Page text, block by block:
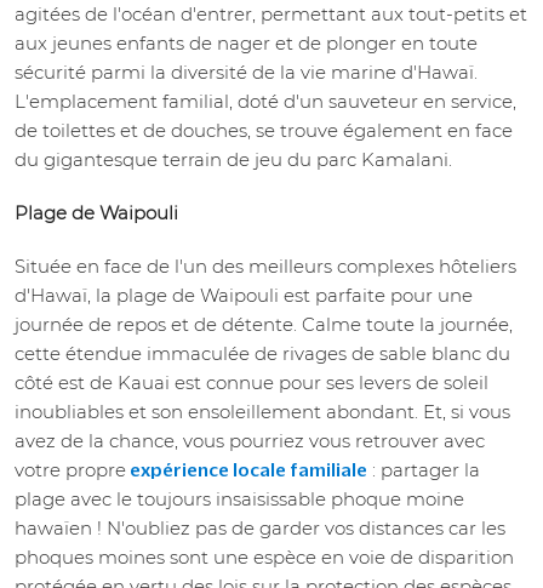
agitées de l'océan d'entrer, permettant aux tout-petits et
aux jeunes enfants de nager et de plonger en toute
sécurité parmi la diversité de la vie marine d'Hawaï.
L'emplacement familial, doté d'un sauveteur en service,
de toilettes et de douches, se trouve également en face
du gigantesque terrain de jeu du parc Kamalani.
Plage de Waipouli
Située en face de l'un des meilleurs complexes hôteliers
d'Hawaï, la plage de Waipouli est parfaite pour une
journée de repos et de détente. Calme toute la journée,
cette étendue immaculée de rivages de sable blanc du
côté est de Kauai est connue pour ses levers de soleil
inoubliables et son ensoleillement abondant. Et, si vous
avez de la chance, vous pourriez vous retrouver avec
votre propre expérience locale familiale : partager la
plage avec le toujours insaisissable phoque moine
hawaïen ! N'oubliez pas de garder vos distances car les
phoques moines sont une espèce en voie de disparition